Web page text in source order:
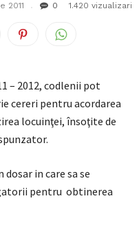
2011 0 1.420 vizualizari
– 2012, codlenii pot
cereri pentru acordarea
locuinţei, însoţite de
in care sa se
pentru obtinerea